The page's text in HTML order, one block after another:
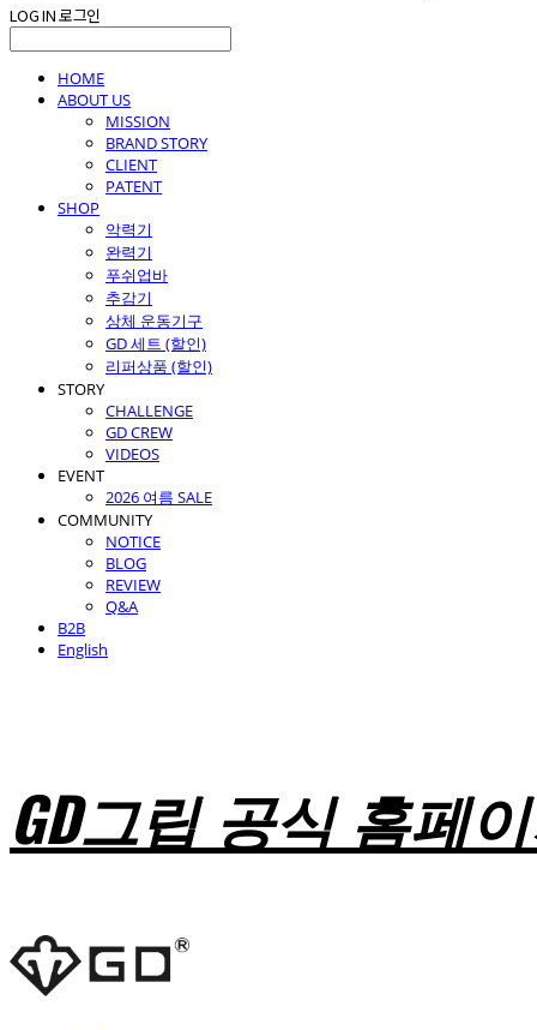
LOG IN로그인
HOME
ABOUT US
MISSION
BRAND STORY
CLIENT
PATENT
SHOP
악력기
완력기
푸쉬업바
추감기
상체 운동기구
GD 세트 (할인)
리퍼상품 (할인)
STORY
CHALLENGE
GD CREW
VIDEOS
EVENT
2026 여름 SALE
COMMUNITY
NOTICE
BLOG
REVIEW
Q&A
B2B
English
GD그립 공식 홈페